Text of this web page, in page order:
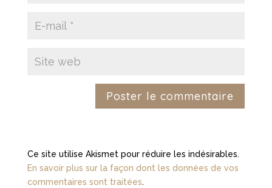
Ce site utilise Akismet pour réduire les indésirables.
En savoir plus sur la façon dont les données de vos
commentaires sont traitées.